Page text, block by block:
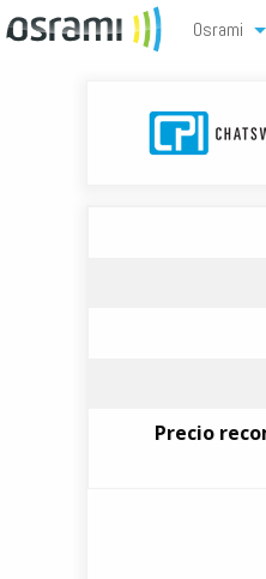
Osrami
Precio